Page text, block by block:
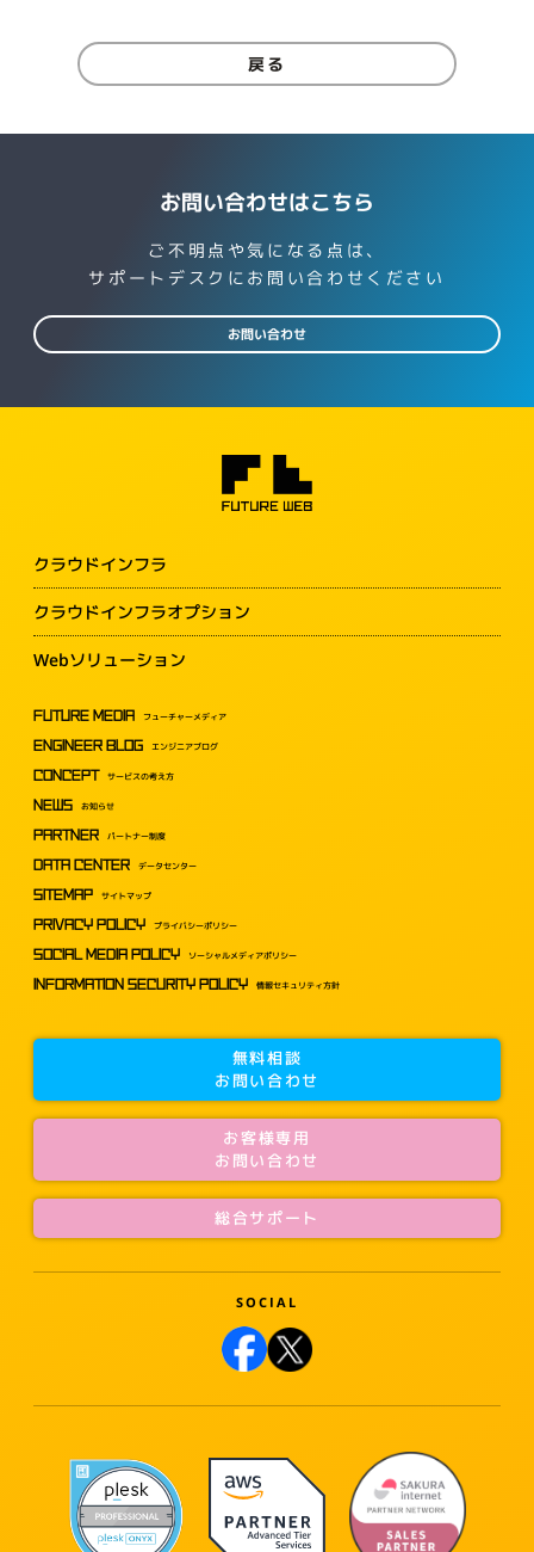
戻る
お問い合わせはこちら
ご不明点や気になる点は、
サポートデスクにお問い合わせください
お問い合わせ
クラウドインフラ
クラウドインフラオプション
Webソリューション
FUTURE MEDIA フューチャーメディア
ENGINEER BLOG エンジニアブログ
CONCEPT サービスの考え方
NEWS お知らせ
PARTNER パートナー制度
DATA CENTER データセンター
SITEMAP サイトマップ
PRIVACY POLICY プライバシーポリシー
SOCIAL MEDIA POLICY ソーシャルメディアポリシー
INFORMATION SECURITY POLICY 情報セキュリティ方針
無料相談
お問い合わせ
お客様専用
お問い合わせ
総合サポート